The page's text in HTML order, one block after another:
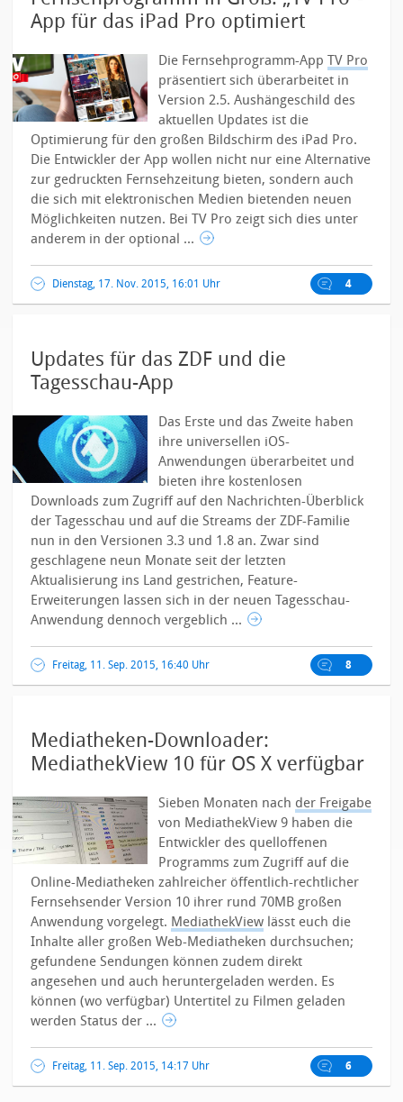
App für das iPad Pro optimiert
Die Fernsehprogramm-AppTV Pro
präsentiert sich überarbeitet in
Version 2.5. Aushängeschild des
aktuellen Updates ist die
Optimierung für den großen Bildschirm des iPad Pro.
Die Entwickler der App wollen nicht nur eine Alternative
zur gedruckten Fernsehzeitung bieten, sondern auch
die sich mit elektronischen Medien bietenden neuen
Möglichkeiten nutzen. Bei TV Pro zeigt sich dies unter
anderem in der optional ...
Dienstag, 17. Nov. 2015, 16:01 Uhr 4
Updates für das ZDF und die
Tagesschau-App
Das Erste und das Zweite haben
ihre universellen iOS-
Anwendungen überarbeitet und
bieten ihre kostenlosen
Downloads zum Zugriff auf den Nachrichten-Überblick
der Tagesschau und auf die Streams der ZDF-Familie
nun in den Versionen 3.3 und 1.8 an.Zwar sind
geschlagene neun Monate seit der letzten
Aktualisierung ins Land gestrichen, Feature-
Erweiterungen lassen sich in der neuen Tagesschau-
Anwendung dennoch vergeblich ...
Freitag, 11. Sep. 2015, 16:40 Uhr 8
Mediatheken-Downloader:
MediathekView 10 für OS X verfügbar
Sieben Monaten nach der Freigabe
von MediathekView 9 haben die
Entwickler des quelloffenen
Programms zum Zugriff auf die
Online-Mediatheken zahlreicher öffentlich-rechtlicher
Fernsehsender Version 10 ihrer rund 70MB großen
Anwendung vorgelegt. MediathekView lässt euch die
Inhalte aller großen Web-Mediatheken durchsuchen;
gefundene Sendungen können zudem direkt
angesehen und auch heruntergeladen werden. Es
können (wo verfügbar) Untertitel zu Filmen geladen
werden Status der ...
Freitag, 11. Sep. 2015, 14:17 Uhr 6